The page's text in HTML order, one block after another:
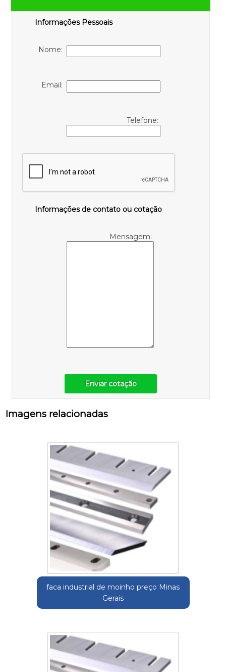
Informações Pessoais
Nome:
Email:
Telefone:
Informações de contato ou cotação
Mensagem:
Enviar cotação
Imagens relacionadas
faca industrial de moinho preço Minas
Gerais